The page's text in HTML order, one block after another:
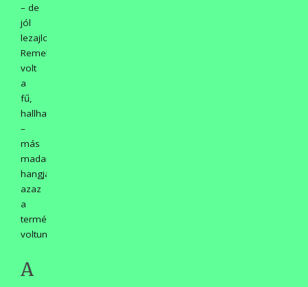
– de
jól
lezajlott.
Remek
volt
a
fű,
hallhattuk
–
más
madarak
hangját,
azaz
a
természetben
voltunk.
A